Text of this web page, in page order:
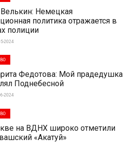
Немецкая
политика отражается в
полиции
2024
Федотова: Мой прадедушка
Поднебесной
2024
на ВДНХ широко отметили
«Акатуй»